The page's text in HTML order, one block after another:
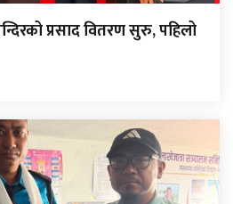
प्रसाद वितरण सुरु, पहिलो